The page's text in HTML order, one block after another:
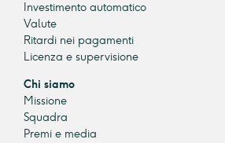
Investimento automatico
Valute
Ritardi nei pagamenti
Licenza e supervisione
Chi siamo
Missione
Squadra
Premi e media